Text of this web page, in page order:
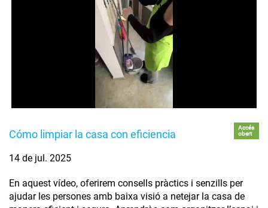
Cómo limpiar la casa con eficiencia
Accés
obert
14 de jul. 2025
En aquest vídeo, oferirem consells pràctics i senzills per
ajudar les persones amb baixa visió a netejar la casa de